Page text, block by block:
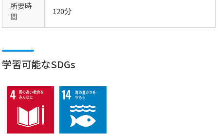
所要時
間
120分
学習可能なSDGs